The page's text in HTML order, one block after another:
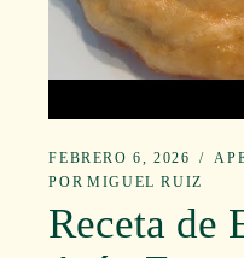
FEBRERO 6, 2026
POR MIGUEL RUIZ
Receta de